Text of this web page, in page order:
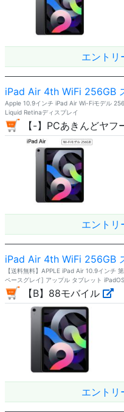
エントリ
iPad Air 4th WiFi 256GB
Apple 10.9インチ iPad Air Wi-Fiモデル
Liquid Retinaディスプレイ
【-】PCあきんどヤフ
エントリ
iPad Air 4th WiFi 256GB
【送料無料】APPLE iPad Air 10.9インチ
ペースグレイ] アップル タブレット
【B】88モバイル
エントリ